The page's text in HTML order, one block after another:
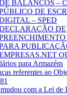
BALANÇOS –
DE
– SPED
DE
para Armazém
referentes ao
com a Lei de